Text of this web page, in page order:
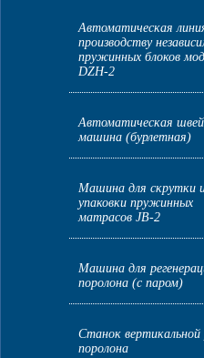
Автоматическая
производству
пружинных блоков
DZH-2
Автоматическая
машина (бурлетная)
Машина для скрутки
упаковки пружинных
матрасов JB-2
Машина для
поролона (с паром)
Станок вертикальной
поролона